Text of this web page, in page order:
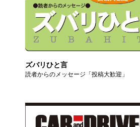
ズバリひと言
読者からのメッセージ「投稿大歓迎」